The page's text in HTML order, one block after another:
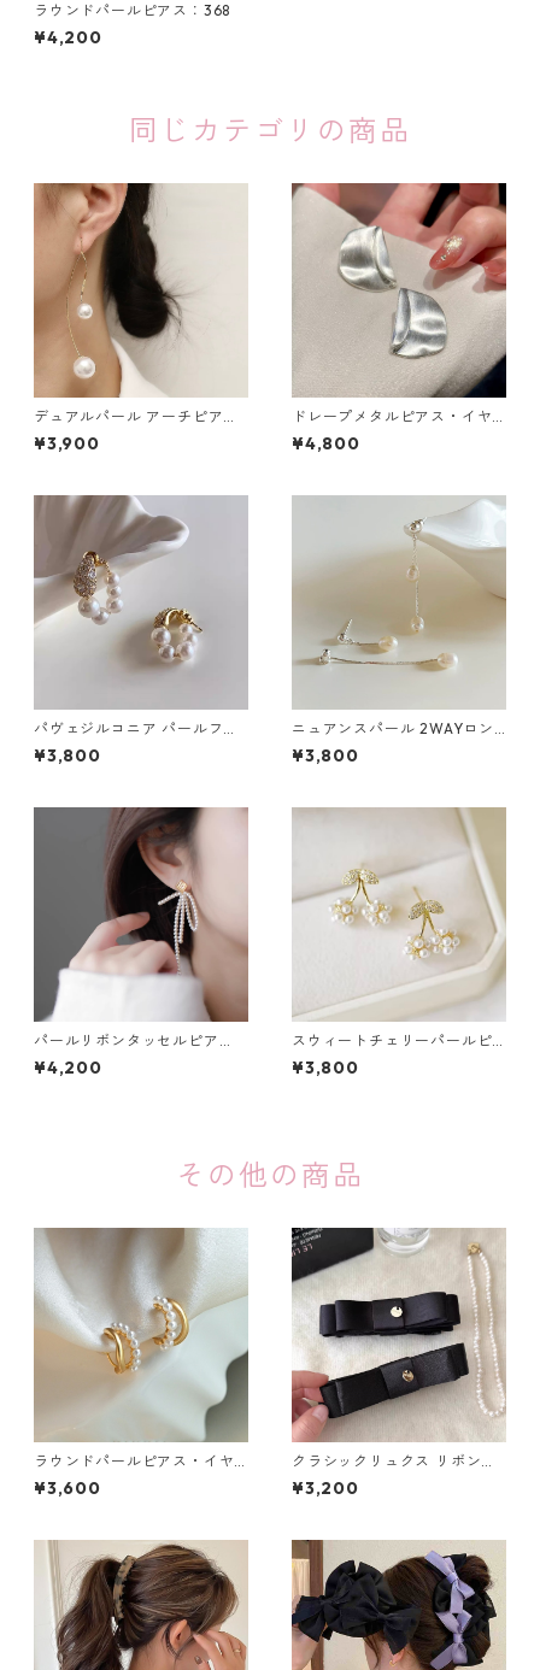
ラウンドパールピアス：368
¥4,200
同じカテゴリの商品
デュアルパール アーチピアス
（シルバー・ゴールド）：679
¥3,900
ドレープメタルピアス・イヤ
リング（ゴールド・シルバ
ー）：673
¥4,800
パヴェジルコニア パールフー
プピアス：671
¥3,800
ニュアンスパール 2WAYロン
グチェーンピアス：676
¥3,800
パールリボンタッセルピア
ス・イヤリング：668
¥4,200
スウィートチェリーパールピ
アス：665
¥3,800
その他の商品
ラウンドパールピアス・イヤ
リング：249
¥3,600
クラシックリュクス リボンバ
ナナクリップ（２色）：669
¥3,200